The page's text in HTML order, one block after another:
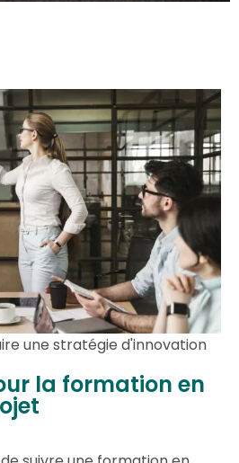
une stratégie d'innovation
la formation en